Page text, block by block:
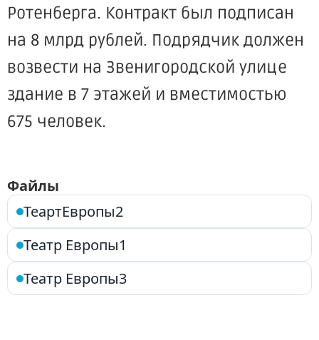
Ротенберга. Контракт был подписан
на 8 млрд рублей. Подрядчик должен
возвести на Звенигородской улице
здание в 7 этажей и вместимостью
675 человек.
Файлы
ТеартЕвропы2
Театр Европы1
Театр Европы3